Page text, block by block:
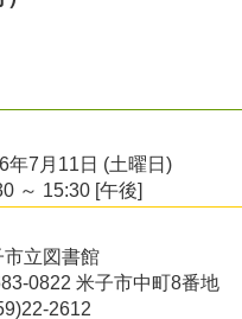
年7月11日 (土曜日)
～ 15:30 [午後]
市立図書館
0822 米子市中町8番地
2612